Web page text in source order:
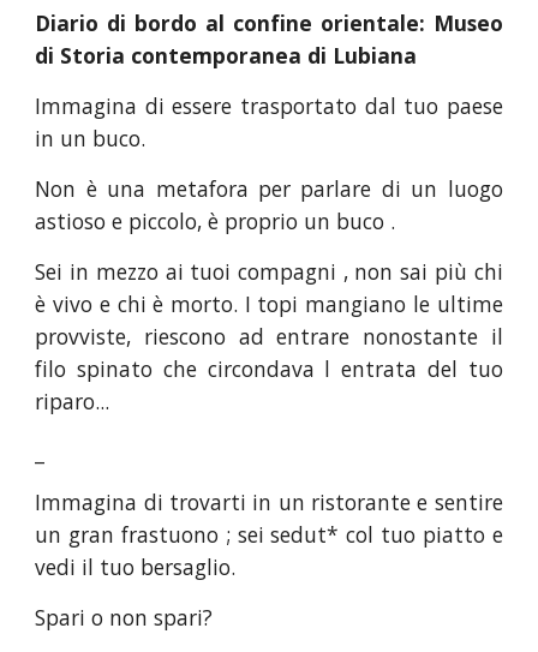
Diario di bordo al confine orientale: Museo
di Storia contemporanea di Lubiana
Immagina di essere trasportato dal tuo paese
in un buco.
Non è una metafora per parlare di un luogo
astioso e piccolo, è proprio un buco .
Sei in mezzo ai tuoi compagni , non sai più chi
è vivo e chi è morto. I topi mangiano le ultime
provviste, riescono ad entrare nonostante il
filo spinato che circondava l entrata del tuo
riparo...
Immagina di trovarti in un ristorante e sentire
un gran frastuono ; sei sedut* col tuo piatto e
vedi il tuo bersaglio.
Spari o non spari?